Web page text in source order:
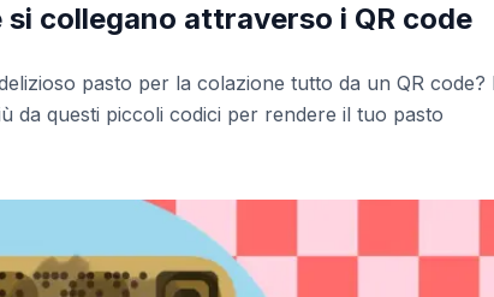
collegano attraverso i QR code
pasto per la colazione tutto da un QR code?
da questi piccoli codici per rendere il tuo pasto